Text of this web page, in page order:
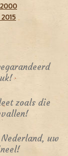
zoals die
uw